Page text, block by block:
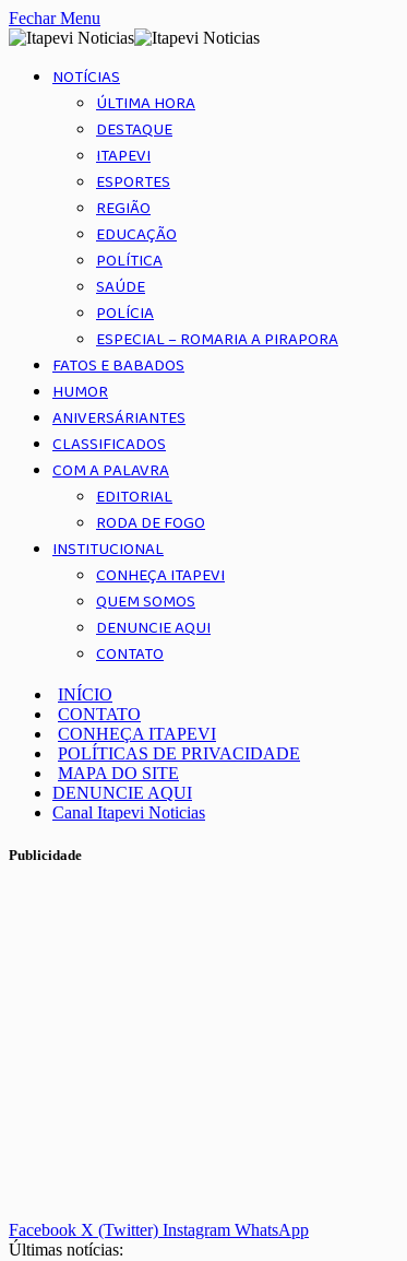
Fechar Menu
NOTÍCIAS
ÚLTIMA HORA
DESTAQUE
ITAPEVI
ESPORTES
REGIÃO
EDUCAÇÃO
POLÍTICA
SAÚDE
POLÍCIA
ESPECIAL – ROMARIA A PIRAPORA
FATOS E BABADOS
HUMOR
ANIVERSÁRIANTES
CLASSIFICADOS
COM A PALAVRA
EDITORIAL
RODA DE FOGO
INSTITUCIONAL
CONHEÇA ITAPEVI
QUEM SOMOS
DENUNCIE AQUI
CONTATO
INÍCIO
CONTATO
CONHEÇA ITAPEVI
POLÍTICAS DE PRIVACIDADE
MAPA DO SITE
DENUNCIE AQUI
Canal Itapevi Noticias
Publicidade
Facebook X (Twitter) Instagram WhatsApp
Últimas notícias: